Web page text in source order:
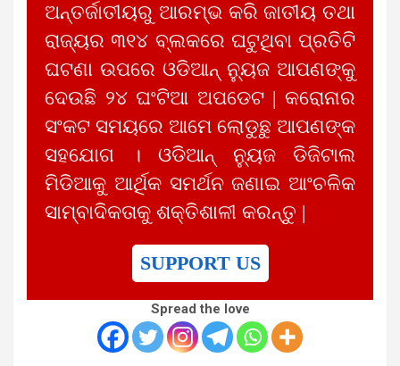
ଅନ୍ତର୍ଜାତୀୟରୁ ଆରମ୍ଭ କରି ଜାତୀୟ ତଥା
ରାଜ୍ୟର ୩୧୪ ବ୍ଲକରେ ଘଟୁଥିବା ପ୍ରତିଟି
ଘଟଣା ଉପରେ ଓଡିଆନ୍ ନ୍ୟୁଜ ଆପଣଙ୍କୁ
ଦେଉଛି ୨୪ ଘଂଟିଆ ଅପଡେଟ | କରୋନାର
ସଂକଟ ସମୟରେ ଆମେ ଲୋଡୁଛୁ ଆପଣଙ୍କ
ସହଯୋଗ । ଓଡିଆନ୍ ନ୍ୟୁଜ ଡିଜିଟାଲ
ମିଡିଆକୁ ଆର୍ଥିକ ସମର୍ଥନ ଜଣାଇ ଆଂଚଳିକ
ସାମ୍ବାଦିକତାକୁ ଶକ୍ତିଶାଳୀ କରନ୍ତୁ |
SUPPORT US
Spread the love